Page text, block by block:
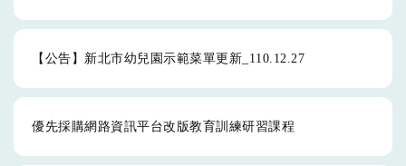
【公告】新北市幼兒園示範菜單更新_110.12.27
優先採購網路資訊平台改版教育訓練研習課程